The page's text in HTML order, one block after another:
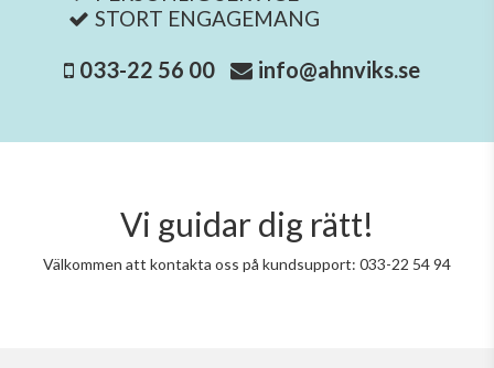
STORT ENGAGEMANG
033-22 56 00 info@ahnviks.se
Vi guidar dig rätt!
Välkommen att kontakta oss på kundsupport: 033-22 54 94